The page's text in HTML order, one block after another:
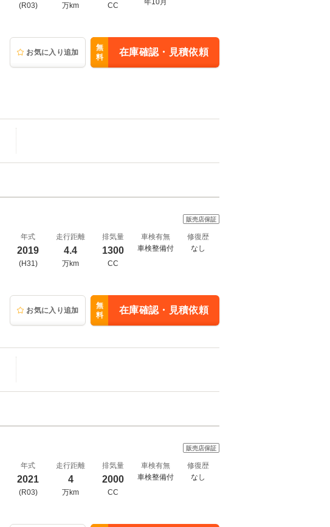
(R03) 万km CC
年10月
お気に入り追加
無
料
在庫確認・見積依頼
販売店保証
年式
2019
(H31)
走行距離
4.4
万km
排気量
1300
CC
車検有無
車検整備付
修復歴
なし
お気に入り追加
無
料
在庫確認・見積依頼
販売店保証
年式
2021
(R03)
走行距離
4
万km
排気量
2000
CC
車検有無
車検整備付
修復歴
なし